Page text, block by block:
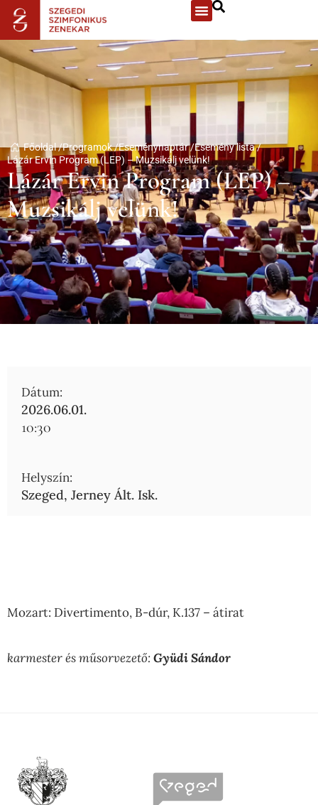
Főoldal /Programok /Eseménynaptár /Esemény lista /
Lázár Ervin Program (LEP) – Muzsikálj velünk!
Lázár Ervin Program (LEP) –
Muzsikálj velünk!
Dátum:
2026.06.01.
10:30
Helyszín:
Szeged, Jerney Ált. Isk.
Mozart: Divertimento, B-dúr, K.137 – átirat
karmester és műsorvezető:Gyüdi Sándor